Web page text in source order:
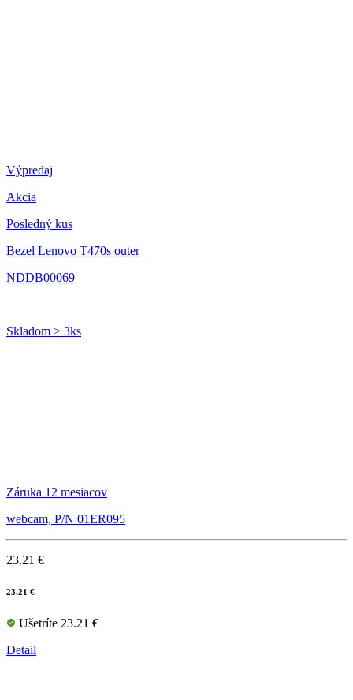
Výpredaj
Akcia
Posledný kus
Bezel Lenovo T470s outer
NDDB00069
Skladom > 3ks
Záruka 12 mesiacov
webcam, P/N 01ER095
23.21 €
23.21 €
Ušetríte 23.21 €
Detail